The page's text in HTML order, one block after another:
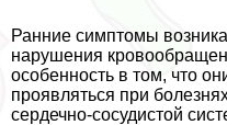
Ранние симптомы
нарушения
особенность в том, что
проявляться при
сердечно-сосудистой